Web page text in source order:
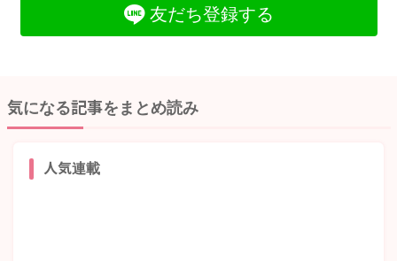
友だち登録する
気になる記事をまとめ読み
人気連載